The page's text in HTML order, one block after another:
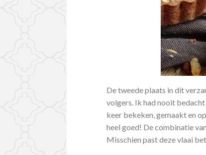
De tweede plaats in dit
volgers. Ik had nooit
keer bekeken, gemaakt en
heel goed! De combinatie
Misschien past deze vlaai